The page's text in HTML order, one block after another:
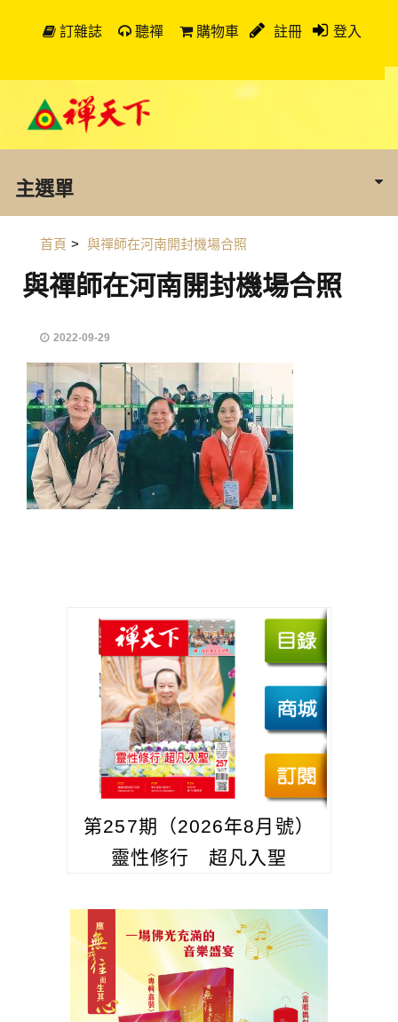
訂雜誌 聽禪 購物車 註冊 登入
主選單
首頁 > 與禪師在河南開封機場合照
與禪師在河南開封機場合照
2022-09-29
第257期（2026年8月號）
靈性修行 超凡入聖